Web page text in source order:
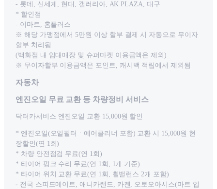
- 롯데, 신세계, 현대, 갤러리아, AK PLAZA, 대구
* 할인점
- 이마트, 홈플러스
※ 해당 가맹점에서 5만원 이상 할부 결제 시 자동으로 무이자
할부 처리됨
(백화점 내 임대매장 및 슈퍼마켓 이용금액은 제외)
※ 무이자할부 이용금액은 포인트, 캐시백 적립에서 제외됨
자동차
엔진오일 무료 교환 등 차량정비 서비스
닥터카서비스 엔진오일 교환 15,000원 할인
* 엔진오일(오일필터ㆍ에어클리너 포함) 교환 시 15,000원 현
장할인(연 1회)
* 차량 안전점검 무료(연 1회)
* 타이어 펑크 수리 무료(연 1회, 1개 기준)
* 타이어 위치 교환 무료(연 1회, 휠밸런스 2개 포함)
- 전국 스피드메이트, 애니카랜드, 카젠, 오토오아시스(마트 입